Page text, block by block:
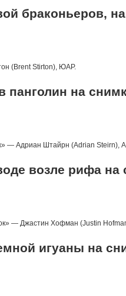
браконьеров,
(Brent Stirton), ЮАР.
на
— Адриан Штайрн (Adrian Steirn),
возле рифа на
— Джастин Хофман (Justin
игуаны на